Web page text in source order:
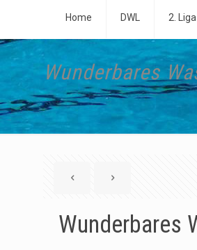
Home DWL 2. Liga
Wunderbares
Wunderbares